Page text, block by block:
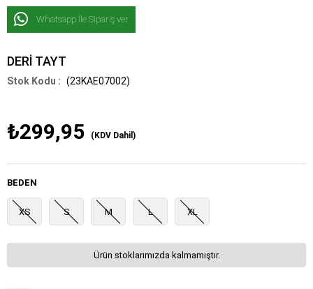
Whatsapp İle Sipariş ver
DERİ TAYT
(23KAE07002)
₺299,95 (KDV Dahil)
BEDEN
XS S M L XL
Ürün stoklarımızda kalmamıştır.